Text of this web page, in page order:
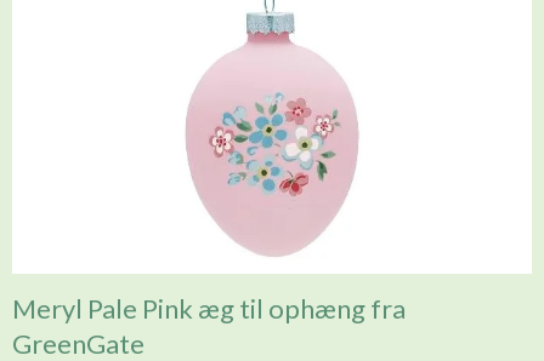
Meryl Pale Pink æg til ophæng fra
GreenGate